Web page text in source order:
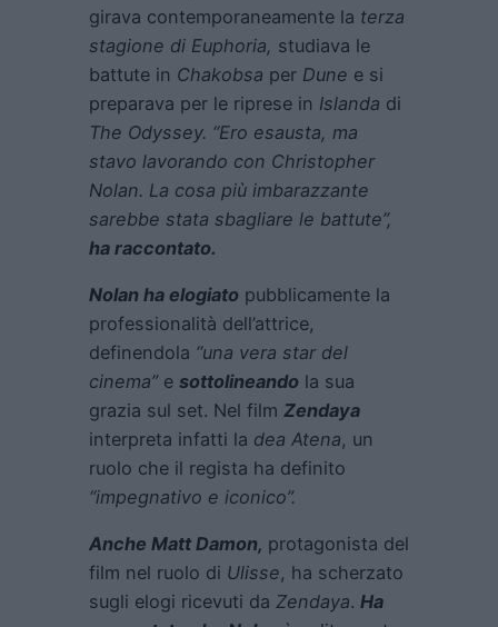
girava contemporaneamente la terza
stagione di Euphoria, studiava le
battute in Chakobsa per Dune e si
preparava per le riprese in Islanda di
The Odyssey. “Ero esausta, ma
stavo lavorando con Christopher
Nolan. La cosa più imbarazzante
sarebbe stata sbagliare le battute”,
ha raccontato.
Nolan ha elogiato pubblicamente la
professionalità dell’attrice,
definendola “una vera star del
cinema”e sottolineando la sua
grazia sul set. Nel film Zendaya
interpreta infatti la dea Atena, un
ruolo che il regista ha definito
“impegnativo e iconico”.
Anche Matt Damon, protagonista del
film nel ruolo di Ulisse, ha scherzato
sugli elogi ricevuti da Zendaya. Ha